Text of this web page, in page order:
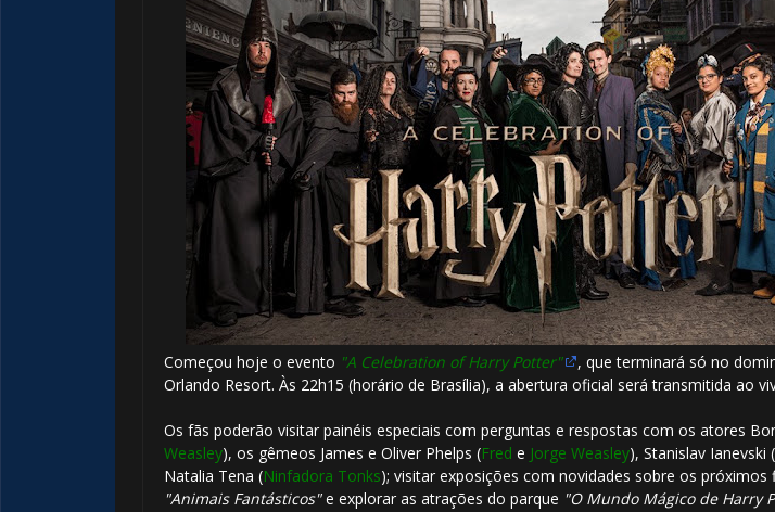
Começou hoje o evento "A Celebration of Harry Potter"
, que terminará só no
Orlando Resort. Às 22h15 (horário de Brasília), a abertura oficial será transmitida ao
Os fãs poderão visitar painéis especiais com perguntas e respostas com os atores
Weasley), os gêmeos James e Oliver Phelps (Fred e Jorge Weasley), Stanislav Ianevski (
Natalia Tena (Ninfadora Tonks); visitar exposições com novidades sobre os próximos
"Animais Fantásticos"e explorar as atrações do parque "O Mundo Mágico de Harry